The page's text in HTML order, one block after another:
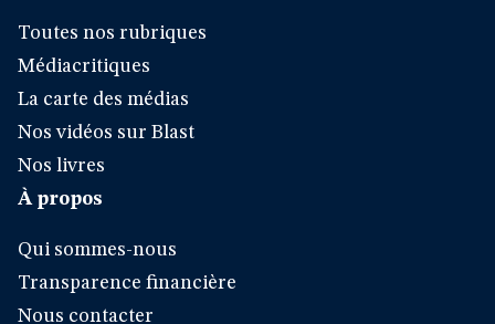
Toutes nos rubriques
Médiacritiques
La carte des médias
Nos vidéos sur Blast
Nos livres
À propos
Qui sommes-nous
Transparence financière
Nous contacter